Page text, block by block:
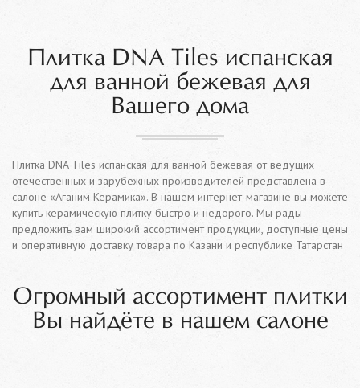
Плитка DNA Tiles испанская
для ванной бежевая для
Вашего дома
Плитка DNA Tiles испанская для ванной бежевая от ведущих
отечественных и зарубежных производителей представлена в
салоне «Аганим Керамика». В нашем интернет-магазине вы можете
купить керамическую плитку быстро и недорого. Мы рады
предложить вам широкий ассортимент продукции, доступные цены
и оперативную доставку товара по Казани и республике Татарстан
Огромный ассортимент плитки
Вы найдёте в нашем салоне